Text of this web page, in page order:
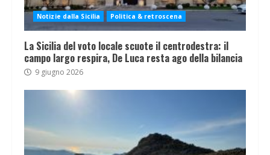
Notizie dalla Sicilia Politica & retroscena
La Sicilia del voto locale scuote il centrodestra: il
campo largo respira, De Luca resta ago della bilancia
9 giugno 2026